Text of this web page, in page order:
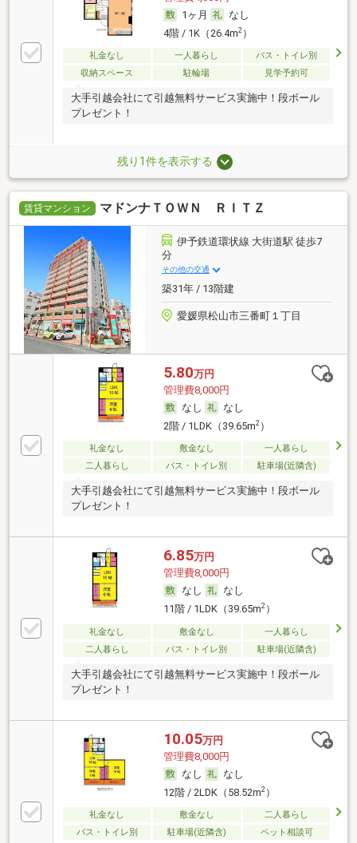
1ヶ月
なし
4階 / 1K（26.4m2）
礼金なし 一人暮らし
バス・トイレ別
収納スペース
駐輪場 見学予約可
大手引越会社にて引越無料サービス実施中！段ボール
プレゼント！
残り1件を表示する
賃貸マンション マドンナＴＯＷＮ ＲＩＴＺ
伊予鉄道環状線 大街道駅 徒歩7
分
その他の交通
築31年 / 13階建
愛媛県松山市三番町１丁目
5.80万円
管理費8,000円
なし
なし
2階 / 1LDK（39.65m2）
礼金なし 敷金なし
一人暮らし
二人暮らし
バス・トイレ別 駐車場(近隣含)
大手引越会社にて引越無料サービス実施中！段ボール
プレゼント！
6.85万円
管理費8,000円
なし
なし
11階 / 1LDK（39.65m2）
礼金なし 敷金なし
一人暮らし
二人暮らし
バス・トイレ別 駐車場(近隣含)
大手引越会社にて引越無料サービス実施中！段ボール
プレゼント！
10.05万円
管理費8,000円
なし
なし
12階 / 2LDK（58.52m2）
礼金なし 敷金なし
二人暮らし
バス・トイレ別
駐車場(近隣含) ペット相談可